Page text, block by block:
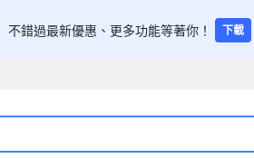
不錯過最新優惠、更多功能等著你！ 下載